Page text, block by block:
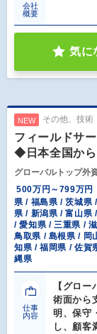
会社
概要
気に
NEW その他、技術
フィールドサ
◆日本全国から
グローバルトップ外
500万円～799万円
県 / 福島県 / 茨城県
県 / 新潟県 / 富山県
/ 愛知県 / 三重県 /
鳥取県 / 島根県 / 岡
知県 / 福岡県 / 佐賀
縄県
仕事
内容
【グロ
術面から
明、保守
し、顧客